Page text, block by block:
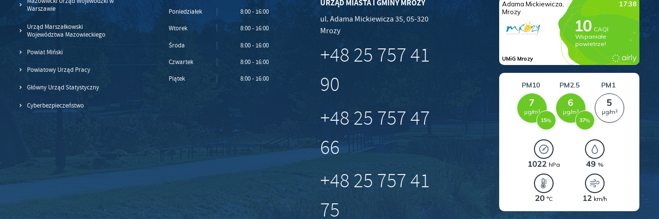
Warszawie
Urząd Marszałkowski
Województwa Mazowieckiego
Powiat Miński
Powiatowy Urząd Pracy
Główny Urząd Statystyczny
Cyberbezpieczeństwo
Poniedziałek 8:00 - 16:00
Wtorek 8:00 - 16:00
Środa 8:00 - 16:00
Czwartek 8:00 - 16:00
Piątek 8:00 - 16:00
URZĄD MIASTA I GMINY MROZY
ul. Adama Mickiewicza 35, 05-320
Mrozy
+48 25 757 41
90
+48 25 757 47
66
+48 25 757 41
75